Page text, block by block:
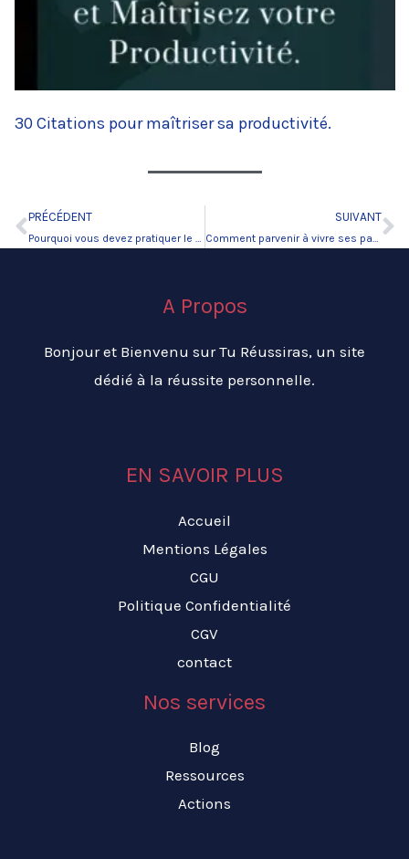
30 Citations pour maîtriser sa productivité.
Précédent
PRÉCÉDENT
Pourquoi vous devez pratiquer le développement personnel ?
SUIVANT
Comment parvenir à vivre ses passions.
A Propos
Bonjour et Bienvenu sur Tu Réussiras, un site
dédié à la réussite personnelle.
EN SAVOIR PLUS
Accueil
Mentions Légales
CGU
Politique Confidentialité
CGV
contact
Nos services
Blog
Ressources
Actions